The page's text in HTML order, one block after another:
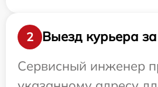
2
Выезд курьера
Сервисный инженер